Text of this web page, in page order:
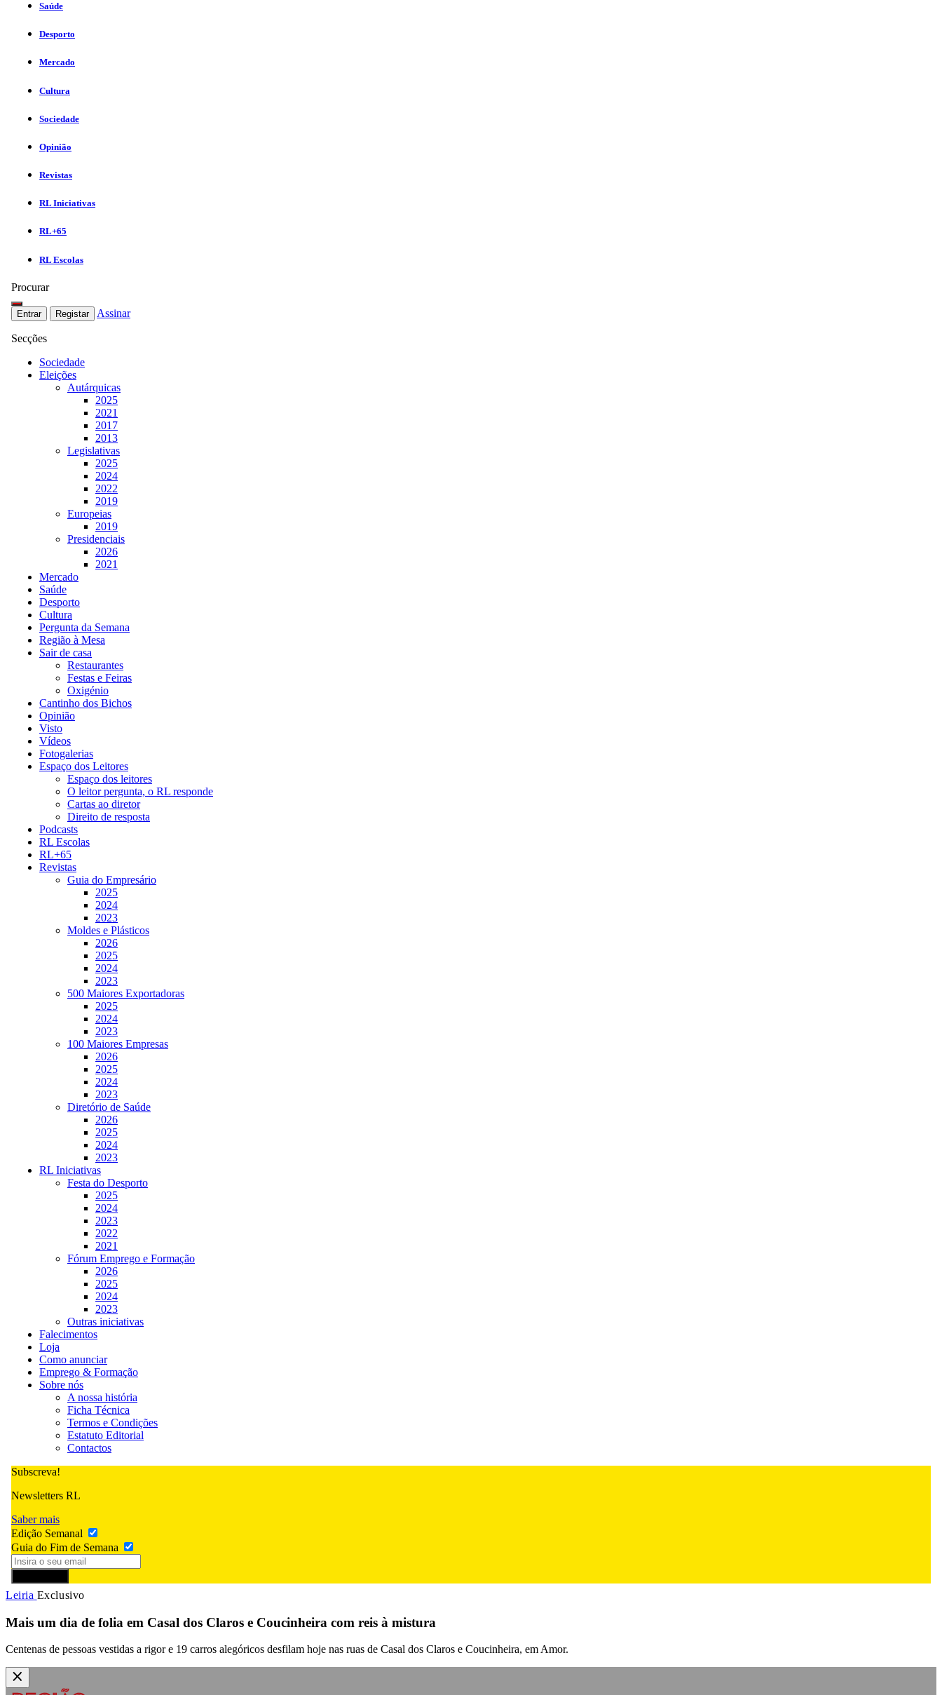
Saúde
Desporto
Mercado
Cultura
Sociedade
Opinião
Revistas
RL Iniciativas
RL+65
RL Escolas
Procurar
Entrar Registar Assinar
Secções
Sociedade
Eleições
Autárquicas
2025
2021
2017
2013
Legislativas
2025
2024
2022
2019
Europeias
2019
Presidenciais
2026
2021
Mercado
Saúde
Desporto
Cultura
Pergunta da Semana
Região à Mesa
Sair de casa
Restaurantes
Festas e Feiras
Oxigénio
Cantinho dos Bichos
Opinião
Visto
Vídeos
Fotogalerias
Espaço dos Leitores
Espaço dos leitores
O leitor pergunta, o RL responde
Cartas ao diretor
Direito de resposta
Podcasts
RL Escolas
RL+65
Revistas
Guia do Empresário
2025
2024
2023
Moldes e Plásticos
2026
2025
2024
2023
500 Maiores Exportadoras
2025
2024
2023
100 Maiores Empresas
2026
2025
2024
2023
Diretório de Saúde
2026
2025
2024
2023
RL Iniciativas
Festa do Desporto
2025
2024
2023
2022
2021
Fórum Emprego e Formação
2026
2025
2024
2023
Outras iniciativas
Falecimentos
Loja
Como anunciar
Emprego & Formação
Sobre nós
A nossa história
Ficha Técnica
Termos e Condições
Estatuto Editorial
Contactos
Subscreva!
Newsletters RL
Saber mais
Edição Semanal
Guia do Fim de Semana
Leiria Exclusivo
Mais um dia de folia em Casal dos Claros e Coucinheira com reis à mistura
Centenas de pessoas vestidas a rigor e 19 carros alegóricos desfilam hoje nas ruas de Casal dos Claros e Coucinheira, em Amor.